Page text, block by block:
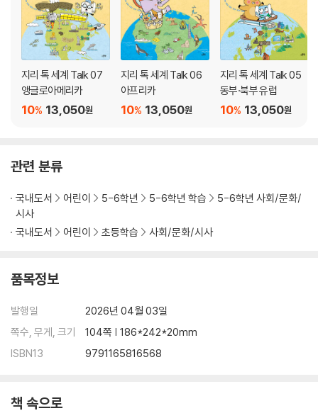
지리 톡 세계 Talk 07
앵글로아메리카
13,050원
10%
지리 톡 세계 Talk 06
아프리카
13,050원
10%
지리 톡 세계 Talk 05
동부·북부 유럽
13,050원
10%
관련 분류
국내도서 어린이 5-6학년 5-6학년 학습
5-6학년 사회/문화/
시사
국내도서
어린이 초등학습 사회/문화/시사
품목정보
발행일
2026년 04월 03일
쪽수, 무게, 크기
104쪽 | 186*242*20mm
ISBN13
9791165816568
책 속으로